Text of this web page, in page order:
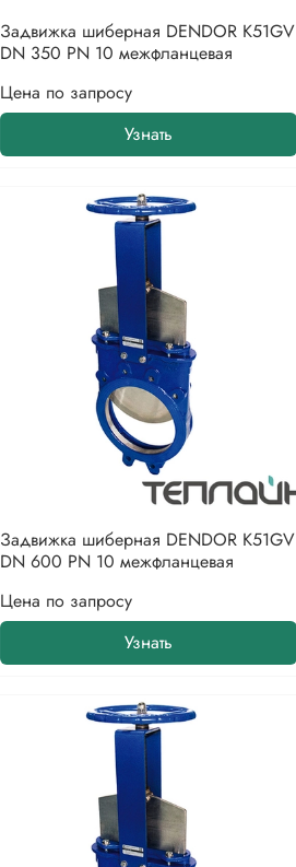
Задвижка шиберная DENDOR K51GV
DN 350 PN 10 межфланцевая
Цена по запросу
Узнать
Задвижка шиберная DENDOR K51GV
DN 600 PN 10 межфланцевая
Цена по запросу
Узнать